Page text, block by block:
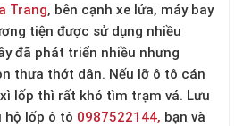
Trang, bên cạnh xe lửa, máy bay
tiện được sử dụng nhiều
đã phát triển nhiều nhưng
thưa thớt dân. Nếu lỡ ô tô cán
lốp thì rất khó tìm trạm vá. Lưu
hộ lốp ô tô 0987522144, bạn và